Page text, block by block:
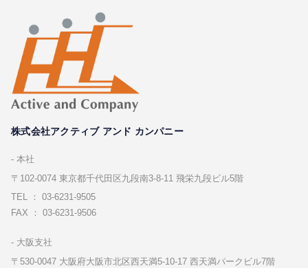
株式会社アクティブ アンド カンパニー
本社
〒102-0074 東京都千代⽥区九段南3-8-11 飛栄九段ビル5階
TEL ： 03-6231-9505
FAX ： 03-6231-9506
⼤阪⽀社
〒530-0047 ⼤阪府⼤阪市北区⻄天満5-10-17 ⻄天満パークビル7階